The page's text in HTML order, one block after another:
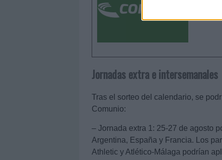
Jornadas extra e intersemanales
Tras el sorteo del calendario, se
Comunio:
– Jornada extra 1: 25-27 de agosto
Argentina, España y Francia. Los
Athletic y Atlético-Málaga podrían